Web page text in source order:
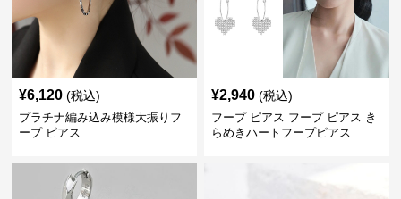
¥6,120 (税込)
プラチナ編み込み模様大振りフ
ープ ピアス
¥2,940 (税込)
フープ ピアス フープ ピアス き
らめきハートフープピアス